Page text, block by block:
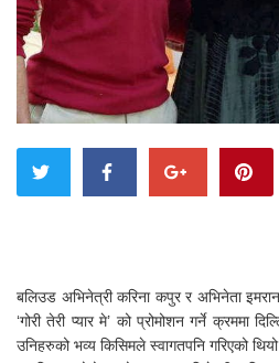
बलिउड अभिनेत्री करिना कपुर र अभिनेता
‘गोरी तेरी प्यार मे’ को प्रोमोशन गर्ने क्रममा
उनिहरुको भव्य किसिमले स्वागतपनि गरिएको